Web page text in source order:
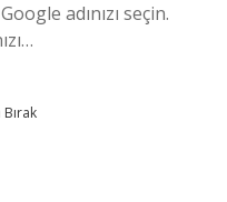
adınızı seçin.